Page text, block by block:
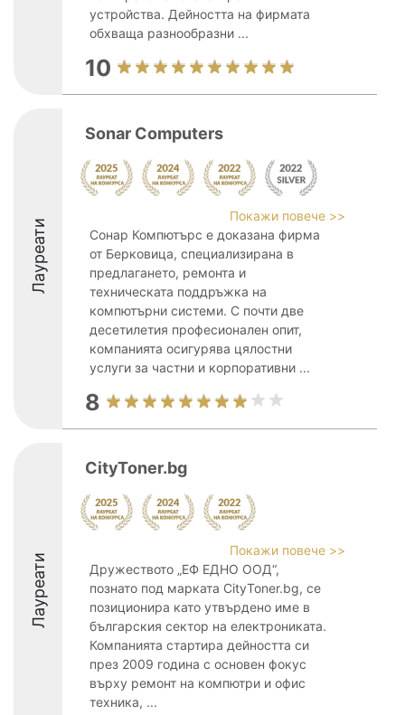
устройства. Дейността на фирмата
обхваща разнообразни ...
10
Лауреати
Sonar Computers
Покажи повече >>
Сонар Компютърс е доказана фирма
от Берковица, специализирана в
предлагането, ремонта и
техническата поддръжка на
компютърни системи. С почти две
десетилетия професионален опит,
компанията осигурява цялостни
услуги за частни и корпоративни ...
8
Лауреати
CityToner.bg
Покажи повече >>
Дружеството „ЕФ ЕДНО ООД“,
познато под марката CityToner.bg, се
позиционира като утвърдено име в
българския сектор на електрониката.
Компанията стартира дейността си
през 2009 година с основен фокус
върху ремонт на компютри и офис
техника, ...